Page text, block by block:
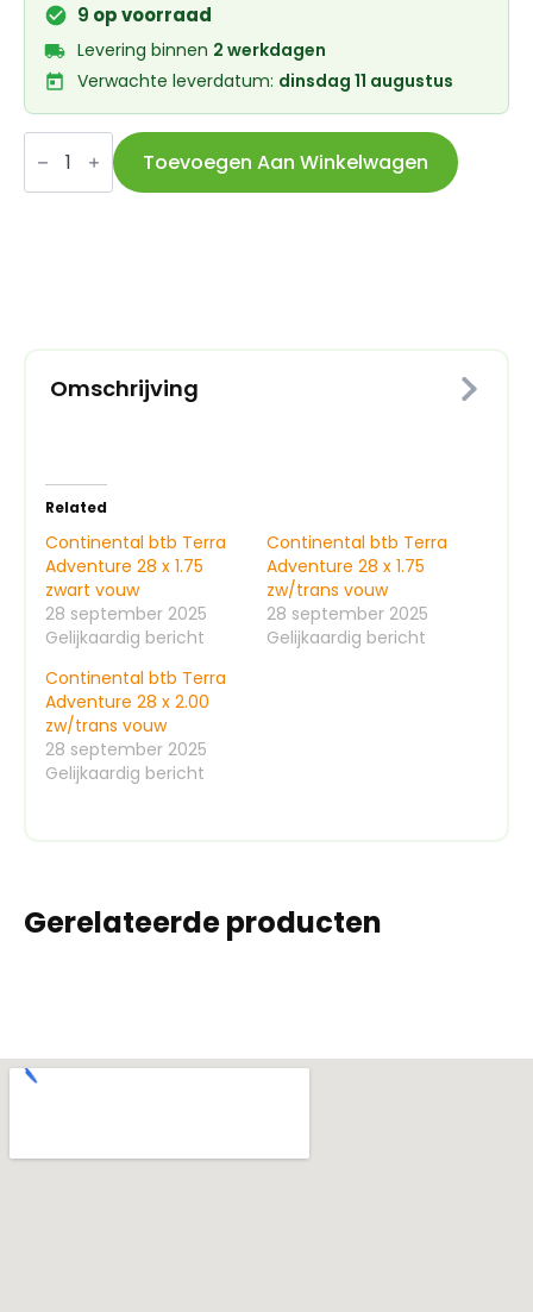
9 op voorraad
Levering binnen 2 werkdagen
Verwachte leverdatum: dinsdag 11 augustus
Continental
btb
Terra
Adventure
Toevoegen Aan Winkelwagen
Omschrijving
Related
Continental btb Terra
Adventure 28 x 1.75
zwart vouw
28 september 2025
Gelijkaardig bericht
Continental btb Terra
Adventure 28 x 1.75
zw/trans vouw
28 september 2025
Gelijkaardig bericht
Continental btb Terra
Adventure 28 x 2.00
zw/trans vouw
28 september 2025
Gelijkaardig bericht
Gerelateerde producten